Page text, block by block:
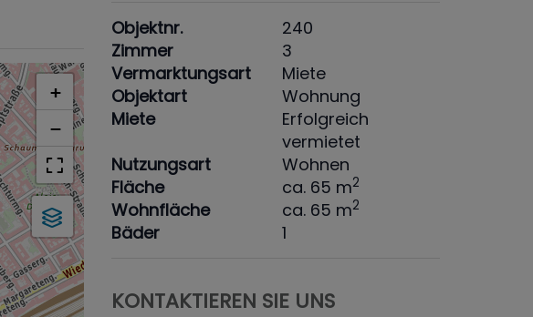
+
−
Objektnr.
240
Zimmer
3
Vermarktungsart
Miete
Objektart
Wohnung
Miete
Erfolgreich
vermietet
Nutzungsart
Wohnen
Fläche
ca. 65 m2
Wohnfläche ca. 65 m2
Bäder 1
KONTAKTIEREN SIE UNS